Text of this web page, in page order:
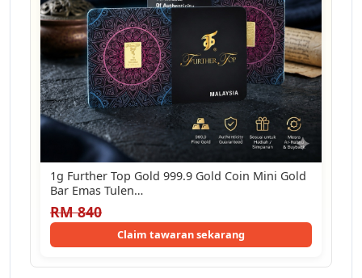
1g Further Top Gold 999.9 Gold Coin Mini Gold
Bar Emas Tulen…
RM 840
Claim tawaran sekarang